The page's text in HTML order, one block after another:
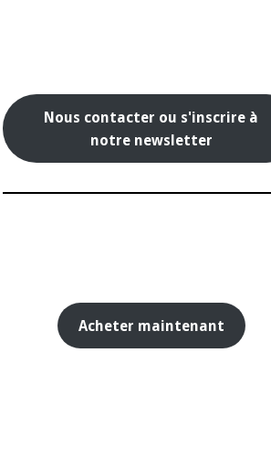
Nous contacter ou s'inscrire à
notre newsletter
Acheter maintenant